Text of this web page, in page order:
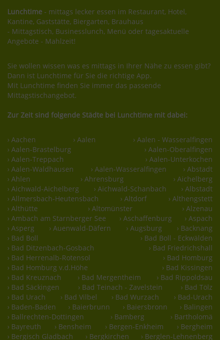
Lunchtime - mittags lecker essen im Restaurant, Hotel,
Kantine, Gaststätte, Biergarten, Brauhaus
- Mittagstisch, Businesslunch, Menü oder tagesaktuelle
Angebote - Mahlzeit!
Sie wollen wissen was es mittags in Ihrer Nähe zu essen gibt?
Dann ist Lunchtime für Sie die richtige App.
Mit Lunchtime finden Sie immer das passende
Mittagstischangebot.
Zur Zeit sind folgende Städte bei Lunchtime mit dabei:
› Aachen › Aalen
› Aalen - Wasseralfingen
› Aalen-Brastelburg
› Aalen-Oberalfingen
› Aalen-Treppach
› Aalen-Unterkochen
› Aalen-Waldhausen
› Aalen-Wasseralfingen
› Abstadt
› Ahlen
› Ahrensburg
› Aichelberg
› Aichwald-Aichelberg
› Aichwald-Schanbach
› Albstadt
› Allmersbach-Heutensbach
› Altdorf
› Althengstett
› Althütte
› Altomünster
› Alzenau
› Ambach am Starnberger See
› Aschaffenburg
› Aspach
› Asperg
› Auenwald-Däfern › Augsburg
› Backnang
› Bad Boll
› Bad Boll - Eckwälden
› Bad Ditzenbach-Gosbach
› Bad Friedrichshall
› Bad Herrenalb-Rotensol
› Bad Homburg
› Bad Homburg v.d.Höhe
› Bad Kissingen
› Bad Kreuznach
› Bad Mergentheim
› Bad Rippoldsau
› Bad Säckingen
› Bad Teinach - Zavelstein
› Bad Tölz
› Bad Urach
› Bad Vilbel › Bad Wurzach
› Bad-Urach
› Baden-Baden
› Baierbrunn › Baiersbronn
› Balingen
› Ballrechten-Dottingen
› Bamberg
› Bartholomä
› Bayreuth
› Bensheim › Bergen-Enkheim
› Bergheim
› Bergisch Gladbach
› Bergkirchen › Berglen-Lehnenberg